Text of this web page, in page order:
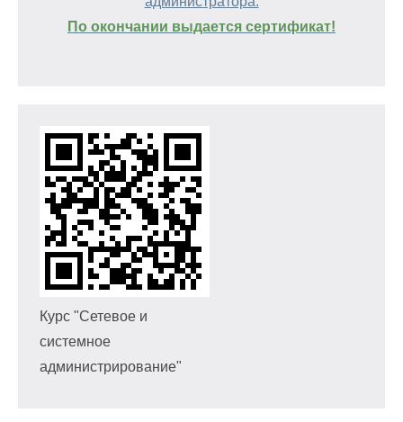
По окончании выдается сертификат!
Курс "Сетевое и
системное
администрирование"